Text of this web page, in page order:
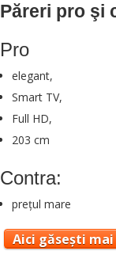
Păreri pro şi
Pro
elegant,
Smart TV,
Full HD,
203 cm
Contra:
prețul mare
Aici găsești